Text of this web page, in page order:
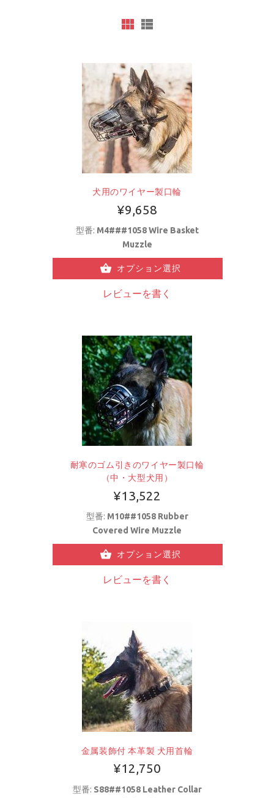
犬用のワイヤー製口輪
¥9,658
型番: M4###1058 Wire Basket
Muzzle
オプション選択
レビューを書く
耐寒のゴム引きのワイヤー製口輪
（中・大型犬用）
¥13,522
型番: M10##1058 Rubber
Covered Wire Muzzle
オプション選択
レビューを書く
金属装飾付 本革製 犬用首輪
¥12,750
型番: S88##1058 Leather Collar